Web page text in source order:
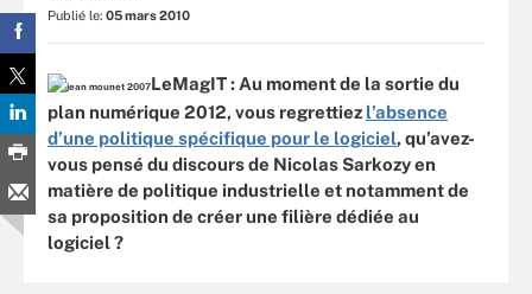
Publié le: 05 mars 2010
LeMagIT : Au moment de la sortie du
plan numérique 2012, vous regrettiez l’absence
d’une politique spécifique pour le logiciel, qu’avez-
vous pensé du discours de Nicolas Sarkozy en
matière de politique industrielle et notamment de
sa proposition de créer une filière dédiée au
logiciel ?